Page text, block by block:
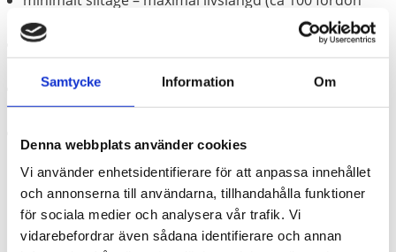
Samtycke Information Om
Denna webbplats använder cookies
Vi använder enhetsidentifierare för att anpassa innehållet
och annonserna till användarna, tillhandahålla funktioner
för sociala medier och analysera vår trafik. Vi
vidarebefordrar även sådana identifierare och annan
per skiva)
förhindrar genom rena kontaktytor förfalskning av
minimale dammutveckling genom öppenporigt
slipmedel